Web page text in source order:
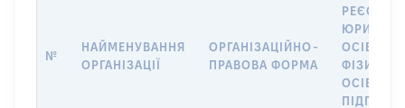
№
НАЙМЕНУВАННЯ
ОРГАНІЗАЦІЇ
ОРГАНІЗАЦІЙНО-
ПРАВОВА ФОРМА
РЕЄСТРІ
ОСІБ,
ОСІБ –